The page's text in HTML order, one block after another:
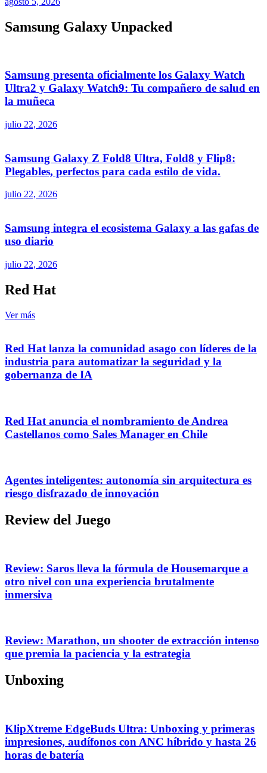
Samsung Galaxy Unpacked
Samsung presenta oficialmente los Galaxy Watch
Ultra2 y Galaxy Watch9: Tu compañero de salud en
la muñeca
julio 22, 2026
Samsung Galaxy Z Fold8 Ultra, Fold8 y Flip8:
Plegables, perfectos para cada estilo de vida.
julio 22, 2026
Samsung integra el ecosistema Galaxy a las gafas de
uso diario
julio 22, 2026
Red Hat
Ver más
Red Hat lanza la comunidad asago con líderes de la
industria para automatizar la seguridad y la
gobernanza de IA
Red Hat anuncia el nombramiento de Andrea
Castellanos como Sales Manager en Chile
Agentes inteligentes: autonomía sin arquitectura es
riesgo disfrazado de innovación
Review del Juego
Review: Saros lleva la fórmula de Housemarque a
otro nivel con una experiencia brutalmente
inmersiva
Review: Marathon, un shooter de extracción intenso
que premia la paciencia y la estrategia
Unboxing
KlipXtreme EdgeBuds Ultra: Unboxing y primeras
impresiones, audífonos con ANC híbrido y hasta 26
horas de batería